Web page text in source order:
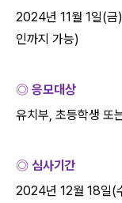
2024년 11월 1일(금
인까지 가능)
◎ 응모대상
유치부, 초등학생 또
◎ 심사기간
2024년 12월 18일(